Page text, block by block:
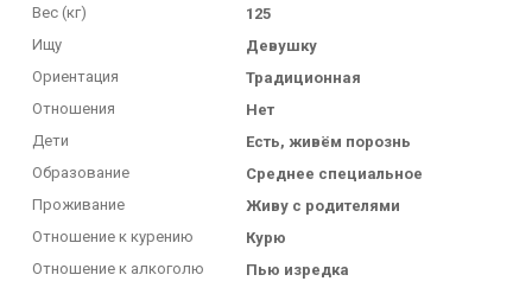
Вес (кг)
125
Ищу
Девушку
Ориентация
Традиционная
Отношения
Нет
Дети
Есть, живём порознь
Образование
Среднее специальное
Проживание
Живу с родителями
Отношение к курению
Курю
Отношение к алкоголю
Пью изредка